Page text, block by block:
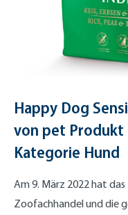
Happy Dog
von pet Produkt
Kategorie Hund
Am 9. März 2022 hat das
Zoofachhandel und die